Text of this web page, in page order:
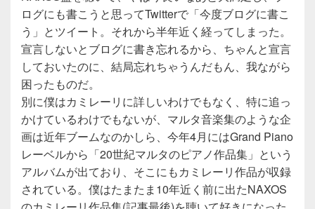
ログにも書こうと思ってTwitterで「今度ブログに書こ
う」とツイート。それから半年近く経ってしまった。
宣言しないとブログに書き忘れるから、ちゃんと宣言
しておいたのに、結局忘れちゃうんだもん、我ながら
困ったものだ。
別に僕はカミレーリに詳しいわけでもなく、特に追っ
かけているわけでもないが、マルタ音楽集のような企
画は近年ブームなのかしら、今年4月にはGrand Piano
レーベルから「20世紀マルタのピアノ作品集」という
アルバムが出ており、そこにもカミレーリ作品が収録
されている。僕はたまたま10年近く前に出たNAXOS